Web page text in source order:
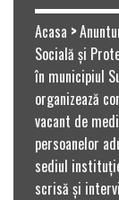
Acasa >
Socială şi
în municipiul
organizează
vacant de
persoanelor
sediul
scrisă şi